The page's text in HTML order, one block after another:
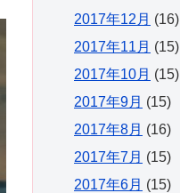
2017年12月 (16)
2017年11月 (15)
2017年10月 (15)
2017年9月 (15)
2017年8月 (16)
2017年7月 (15)
2017年6月 (15)